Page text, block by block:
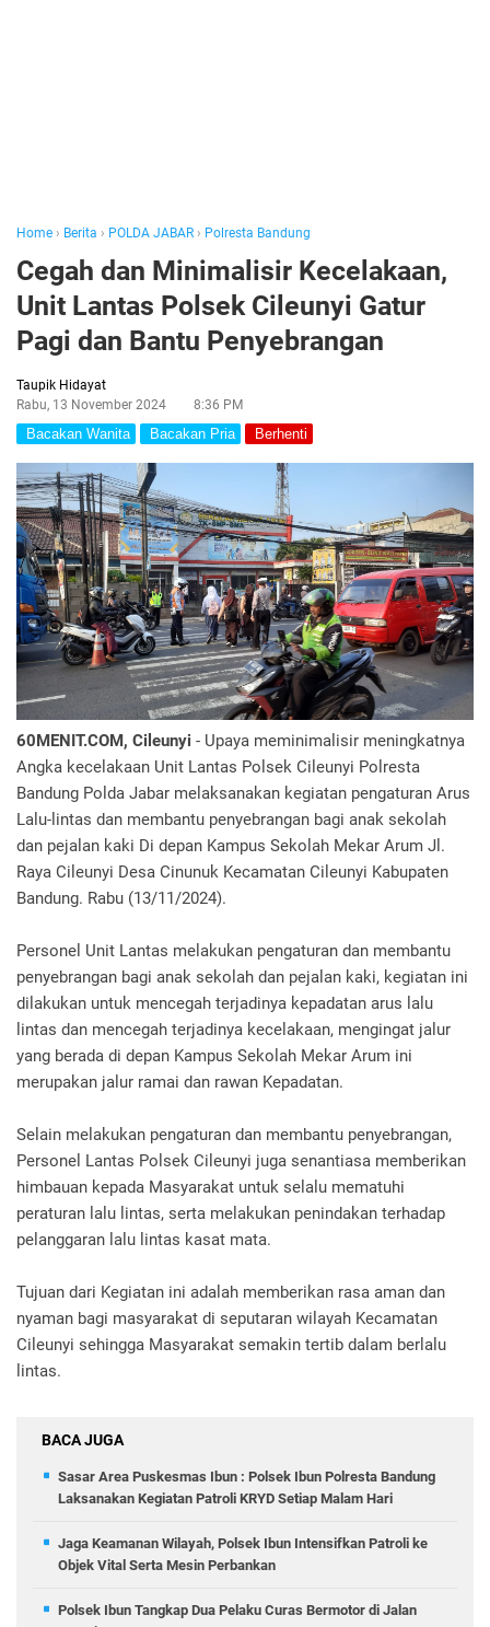
Home › Berita › POLDA JABAR › Polresta Bandung
Cegah dan Minimalisir Kecelakaan,
Unit Lantas Polsek Cileunyi Gatur
Pagi dan Bantu Penyebrangan
Taupik Hidayat
Rabu, 13 November 2024
8:36 PM
Bacakan Wanita Bacakan Pria Berhenti
60MENIT.COM, Cileunyi - Upaya meminimalisir meningkatnya
Angka kecelakaan Unit Lantas Polsek Cileunyi Polresta
Bandung Polda Jabar melaksanakan kegiatan pengaturan Arus
Lalu-lintas dan membantu penyebrangan bagi anak sekolah
dan pejalan kaki Di depan Kampus Sekolah Mekar Arum Jl.
Raya Cileunyi Desa Cinunuk Kecamatan Cileunyi Kabupaten
Bandung. Rabu (13/11/2024).
Personel Unit Lantas melakukan pengaturan dan membantu
penyebrangan bagi anak sekolah dan pejalan kaki, kegiatan ini
dilakukan untuk mencegah terjadinya kepadatan arus lalu
lintas dan mencegah terjadinya kecelakaan, mengingat jalur
yang berada di depan Kampus Sekolah Mekar Arum ini
merupakan jalur ramai dan rawan Kepadatan.
Selain melakukan pengaturan dan membantu penyebrangan,
Personel Lantas Polsek Cileunyi juga senantiasa memberikan
himbauan kepada Masyarakat untuk selalu mematuhi
peraturan lalu lintas, serta melakukan penindakan terhadap
pelanggaran lalu lintas kasat mata.
Tujuan dari Kegiatan ini adalah memberikan rasa aman dan
nyaman bagi masyarakat di seputaran wilayah Kecamatan
Cileunyi sehingga Masyarakat semakin tertib dalam berlalu
lintas.
BACA JUGA
Sasar Area Puskesmas Ibun : Polsek Ibun Polresta Bandung
Laksanakan Kegiatan Patroli KRYD Setiap Malam Hari
Jaga Keamanan Wilayah, Polsek Ibun Intensifkan Patroli ke
Objek Vital Serta Mesin Perbankan
Polsek Ibun Tangkap Dua Pelaku Curas Bermotor di Jalan